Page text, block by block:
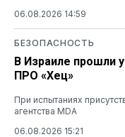
06.08.2026 14:59
БЕЗОПАСНОСТЬ
В Израиле прошли
ПРО «Хец»
При испытаниях
агентства MDA
06.08.2026 15:21